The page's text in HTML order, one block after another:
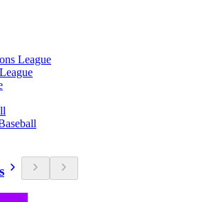
League